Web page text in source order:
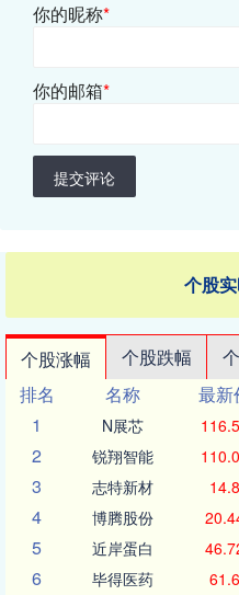
你的昵称*
你的邮箱*
提交评论
个股
个股涨幅 个股跌幅
排名
名称 最新
1
N展芯
2 锐翔智能
3 志特新材 14.8
4 博腾股份
5 近岸蛋白
6 毕得医药 61.6